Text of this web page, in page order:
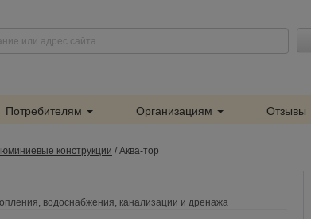
Потребителям Организациям Отзывы
конструкции / Аква-тор
водоснабжения, канализации и дренажа